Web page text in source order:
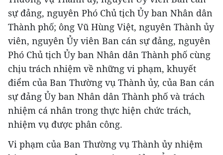
sự đảng, nguyên Phó Chủ tịch Ủy ban Nhân dân
Thành phố; ông Vũ Hùng Việt, nguyên Thành ủy
viên, nguyên Ủy viên Ban cán sự đảng, nguyên
Phó Chủ tịch Ủy ban Nhân dân Thành phố cùng
chịu trách nhiệm về những vi phạm, khuyết
điểm của Ban Thường vụ Thành ủy, của Ban cán
sự đảng Ủy ban Nhân dân Thành phố và trách
nhiệm cá nhân trong thực hiện chức trách,
nhiệm vụ được phân công.
Vi phạm của Ban Thường vụ Thành ủy nhiệm